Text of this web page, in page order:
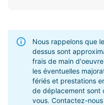
Nous rappelons que
dessus sont
frais de main
les éventuelles
fériés et prestations
de déplacement sont
vous. Contactez-